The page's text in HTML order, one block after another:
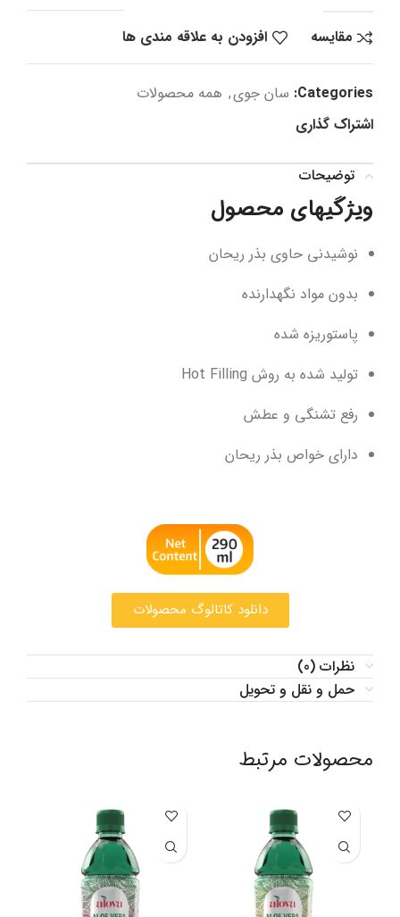
مقایسه افزودن به علاقه مندی ها
Categories: سان جوی, همه محصولات
اشتراک گذاری
توضیحات
ویژگیهای محصول
نوشیدنی حاوی بذر ریحان
بدون مواد نگهدارنده
پاستوریزه شده
تولید شده به روش Hot Filling
رفع تشنگی و عطش
دارای خواص بذر ریحان
دانلود کاتالوگ محصولات
نظرات (0)
حمل و نقل و تحویل
محصولات مرتبط